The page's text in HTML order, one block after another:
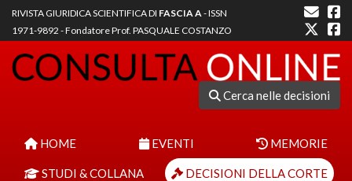
RIVISTA GIURIDICA SCIENTIFICA DI FASCIA A- ISSN
1971-9892 - Fondatore Prof. PASQUALE COSTANZO
Cerca nelle decisioni
HOME EVENTI MEMORIE
STUDI & COLLANA DECISIONI DELLA CORTE